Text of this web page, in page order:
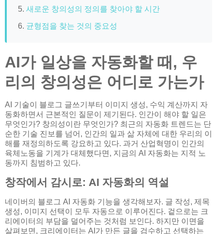
새로운 창의성의 정의를 찾아야 할 시간
균형점을 찾는 것의 중요성
AI가 일상을 자동화할 때, 우
리의 창의성은 어디로 가는가
AI 기술이 블로그 글쓰기부터 이미지 생성, 수익 계산까지 자
동화하면서 근본적인 질문이 제기된다. 인간이 해야 할 일은
무엇인가? 창의성이란 무엇인가? 최근의 자동화 트렌드는 단
순한 기술 진보를 넘어, 인간의 일과 삶 자체에 대한 우리의 이
해를 재정의하도록 강요하고 있다. 과거 산업혁명이 인간의
육체노동을 기계가 대체했다면, 지금의 AI 자동화는 지적 노
동까지 침범하고 있다.
창작에서 감시로: AI 자동화의 역설
네이버의 블로그 AI 자동화 기능을 생각해보자. 글 작성, 제목
생성, 이미지 선택이 모두 자동으로 이루어진다. 겉으로는 크
리에이터의 부담을 덜어주는 것처럼 보인다. 하지만 이면을
살펴보면, 크리에이터는 AI가 만든 글을 검수하고 선택하는